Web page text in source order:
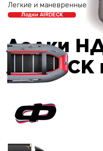
Легкие и маневренные
Лодки AIRDECK
Лодки
AIRDECK